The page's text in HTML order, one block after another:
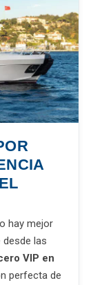
hay mejor
las
VIP en
perfecta de